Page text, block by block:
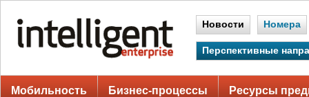
Новости Номера
Перспективные
Мобильность Бизнес-процессы Ресурсы